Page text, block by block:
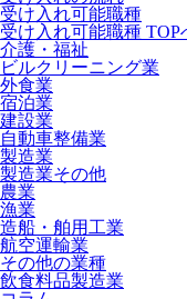
受け入れ可能職種
受け入れ可能職種 TOP
介護・福祉
ビルクリーニング業
外食業
宿泊業
建設業
自動車整備業
製造業
製造業その他
農業
漁業
造船・舶用工業
航空運輸業
その他の業種
飲食料品製造業